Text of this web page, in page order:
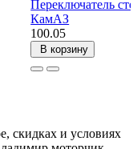
Переключатель
КамАЗ
100.05
В корзину
скидках и условиях